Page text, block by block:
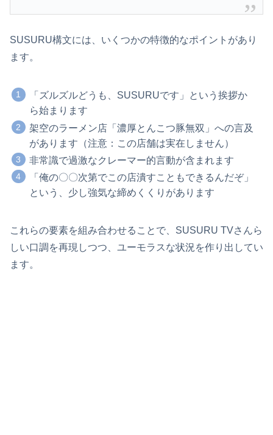
SUSURU構文には、いくつかの特徴的なポイントがあり
ます。
「ズルズルどうも、SUSURUです」という挨拶か
ら始まります
架空のラーメン店「濃厚とんこつ豚無双」への言及
があります（注意：この店舗は実在しません）
非常識で過激なクレーマー的言動が含まれます
「俺の〇〇次第でこの店潰すこともできるんだぞ」
という、少し強気な締めくくりがあります
これらの要素を組み合わせることで、SUSURU TVさんら
しい口調を再現しつつ、ユーモラスな状況を作り出してい
ます。